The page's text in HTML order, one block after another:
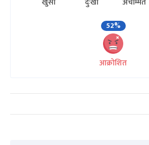
52%
आक्रोशित